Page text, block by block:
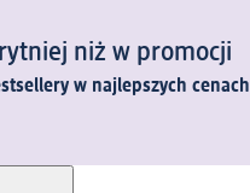
niż w promocji
w najlepszych cenach